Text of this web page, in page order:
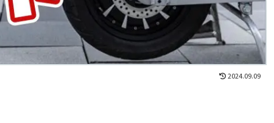
2024.09.09